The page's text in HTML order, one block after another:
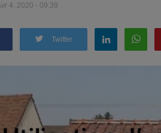
4, 2020 - 09:39
Twitter